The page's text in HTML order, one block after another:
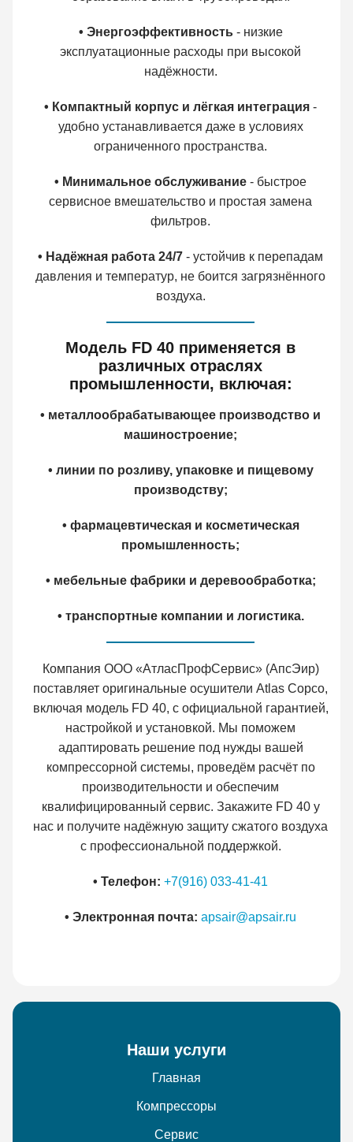
• Энергоэффективность - низкие
эксплуатационные расходы при высокой
надёжности.
• Компактный корпус и лёгкая интеграция -
удобно устанавливается даже в условиях
ограниченного пространства.
• Минимальное обслуживание - быстрое
сервисное вмешательство и простая замена
фильтров.
• Надёжная работа 24/7 - устойчив к перепадам
давления и температур, не боится загрязнённого
воздуха.
Модель FD 40 применяется в
различных отраслях
промышленности, включая:
• металлообрабатывающее производство и
машиностроение;
• линии по розливу, упаковке и пищевому
производству;
• фармацевтическая и косметическая
промышленность;
• мебельные фабрики и деревообработка;
• транспортные компании и логистика.
Компания ООО «АтласПрофСервис» (АпсЭир)
поставляет оригинальные осушители Atlas Copco,
включая модель FD 40, с официальной гарантией,
настройкой и установкой. Мы поможем
адаптировать решение под нужды вашей
компрессорной системы, проведём расчёт по
производительности и обеспечим
квалифицированный сервис. Закажите FD 40 у
нас и получите надёжную защиту сжатого воздуха
с профессиональной поддержкой.
• Телефон: +7(916) 033-41-41
• Электронная почта: apsair@apsair.ru
Наши услуги
Главная
Компрессоры
Сервис